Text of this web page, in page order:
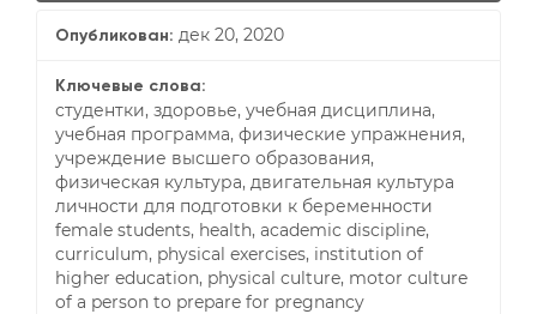
Опубликован: дек 20, 2020
Ключевые слова:
студентки, здоровье, учебная дисциплина,
учебная программа, физические упражнения,
учреждение высшего образования,
физическая культура, двигательная культура
личности для подготовки к беременности
female students, health, academic discipline,
curriculum, physical exercises, institution of
higher education, physical culture, motor culture
of a person to prepare for pregnancy